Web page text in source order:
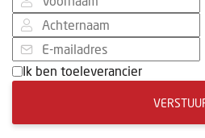
Ik ben toeleverancier